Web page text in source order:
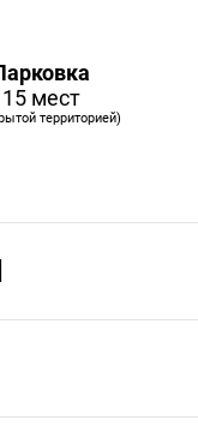
15 мест
территорией)